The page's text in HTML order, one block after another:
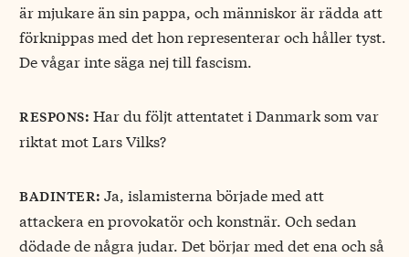
är mjukare än sin pappa, och människor är rädda att
förknippas med det hon representerar och håller tyst.
De vågar inte säga nej till fascism.
respons: Har du följt attentatet i Danmark som var
riktat mot Lars Vilks?
badinter: Ja, islamisterna började med att
attackera en provokatör och konstnär. Och sedan
dödade de några judar. Det börjar med det ena och så